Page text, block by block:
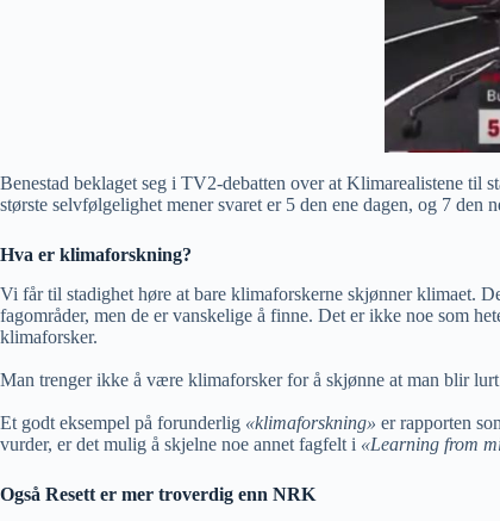
Benestad beklaget seg i TV2-debatten over at Klimarealistene til
største selvfølgelighet mener svaret er 5 den ene dagen, og 7 den
Hva er klimaforskning?
Vi får til stadighet høre at bare klimaforskerne skjønner klimaet.
fagområder, men de er vanskelige å finne. Det er ikke noe som
klimaforsker.
Man trenger ikke å være klimaforsker for å skjønne at man blir
Et godt eksempel på forunderlig «klimaforskning» er rapporten
vurder, er det mulig å skjelne noe annet fagfelt i «Learning from
Også Resett er mer troverdig enn NRK